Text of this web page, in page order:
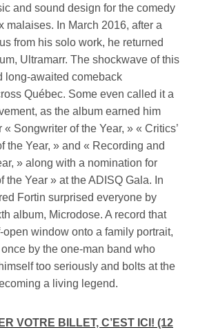
and sound design for the comedy
malaises. In March 2016, after a
from his solo work, he returned
Ultramarr. The shockwave of this
long-awaited comeback
Québec. Some even called it a
as the album earned him
« Songwriter of the Year, » « Critics’
the Year, » and « Recording and
» along with a nomination for
the Year » at the ADISQ Gala. In
Fortin surprised everyone by
album, Microdose. A record that
window onto a family portrait,
by the one-man band who
too seriously and bolts at the
a living legend.
VOTRE BILLET, C’EST ICI! (12